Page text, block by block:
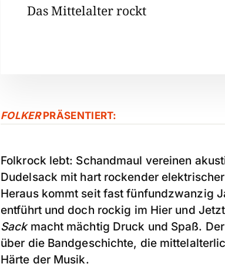
Das Mittelalter rockt
FOLKER PRÄSENTIERT:
Folkrock lebt: Schandmaul vereinen
Dudelsack mit hart rockender
Heraus kommt seit fast fünfundzwanzig
entführt und doch rockig im Hier und
Sackmacht mächtig Druck und Spaß. Der
über die Bandgeschichte, die
Härte der Musik.